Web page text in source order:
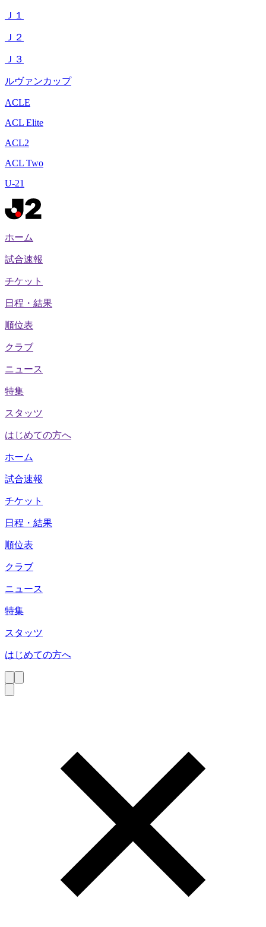
Ｊ１
Ｊ２
Ｊ３
ルヴァンカップ
ACLE
ACL Elite
ACL2
ACL Two
U-21
ホーム
試合速報
チケット
日程・結果
順位表
クラブ
ニュース
特集
スタッツ
はじめての方へ
ホーム
試合速報
チケット
日程・結果
順位表
クラブ
ニュース
特集
スタッツ
はじめての方へ